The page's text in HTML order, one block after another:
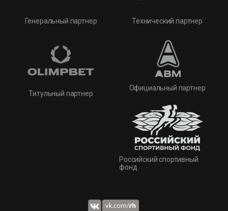
Генеральный партнер
Титульный партнер
Технический партнер
Официальный партнер
Российский спортивный
фонд